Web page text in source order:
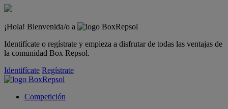
¡Hola! Bienvenida/o a
Identifícate o regístrate y empieza a disfrutar de todas las ventajas de
la comunidad Box Repsol.
Identifícate Regístrate
Competición